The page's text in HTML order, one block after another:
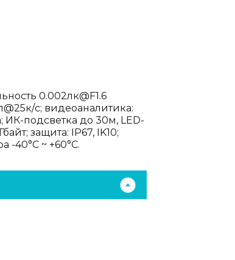
0.002лк@F1.6
с; видеоаналитика:
подсветка до 30м, LED-
защита: IP67, IK10;
-40°C ~ +60°C.